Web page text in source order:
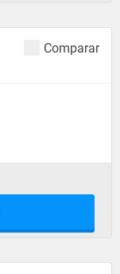
Comparar